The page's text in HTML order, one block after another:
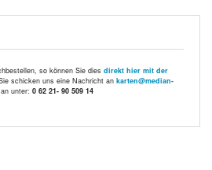
so können Sie dies direkt hier mit der
schicken uns eine Nachricht an karten@median-
unter: 0 62 21- 90 509 14